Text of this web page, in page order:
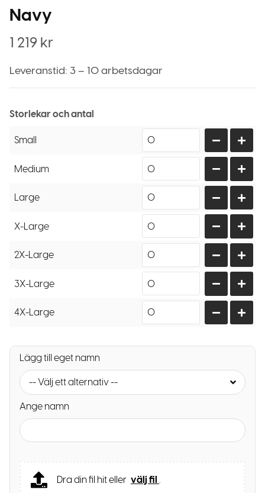
Navy
1 219 kr
Leveranstid: 3 – 10 arbetsdagar
Storlekar och antal
Small
Medium
Large
X-Large
2X-Large
3X-Large
4X-Large
Lägg till eget namn
-- Välj ett alternativ --
Ange namn
Dra din fil hit eller välj fil .